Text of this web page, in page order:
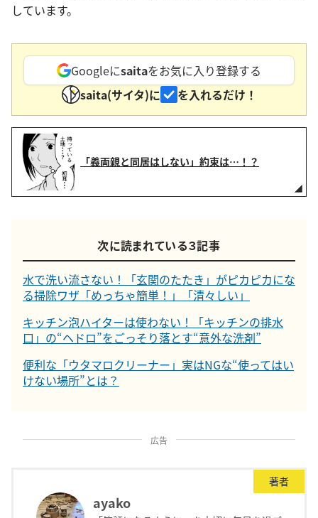
しています。
Googleにsaitaをお気に入り登録する
saita(サイタ)に
を入れるだけ！
「義両親と同居はしない」約束は…！？
次に読まれている３記事
水で洗い流さない！「玄関のたたき」がピカピカにな
る掃除ワザ「めっちゃ簡単！」「清々しい」
キッチン泡ハイターは使わない！「キッチンの排水
口」の“ヘドロ”をごっそり落とす“意外な洗剤”
便利な「ウタマロクリーナー」実はNGな“使ってはい
けない場所”とは？
広告
著者
ayako